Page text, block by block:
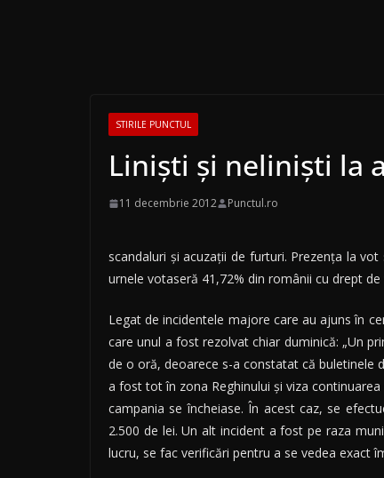
STIRILE PUNCTUL
Liniști și neliniști la
11 decembrie 2012 Punctul.ro
scandaluri și acuzații de furturi. Prezența la
urnele votaseră 41,72% din românii cu drept
Legat de incidentele majore care au ajuns în
care unul a fost rezolvat chiar duminică: „Un
de o oră, deoarece s-a constatat că buletinele
a fost tot în zona Reghinului și viza
campania se încheiase. În acest caz, se
2.500 de lei. Un alt incident a fost pe raza
lucru, se fac verificări pentru a se vedea exact